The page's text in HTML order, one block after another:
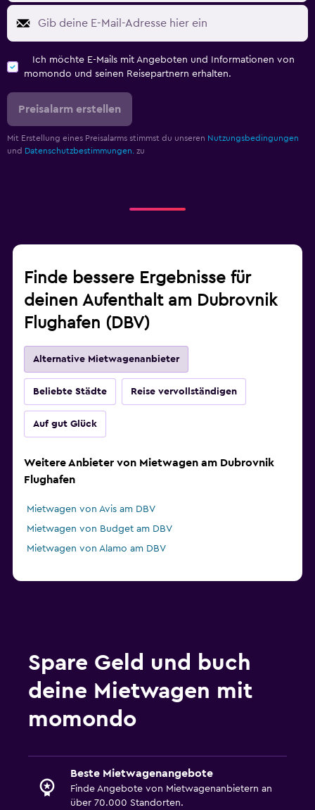
Ich möchte E-Mails mit Angeboten und Informationen von
momondo und seinen Reisepartnern erhalten.
Preisalarm erstellen
Mit Erstellung eines Preisalarms stimmst du unseren Nutzungsbedingungen
und Datenschutzbestimmungen. zu
Finde bessere Ergebnisse für
deinen Aufenthalt am Dubrovnik
Flughafen (DBV)
Alternative Mietwagenanbieter
Beliebte Städte Reise vervollständigen
Auf gut Glück
Weitere Anbieter von Mietwagen am Dubrovnik
Flughafen
Mietwagen von Avis am DBV
Mietwagen von Budget am DBV
Mietwagen von Alamo am DBV
Spare Geld und buch
deine Mietwagen mit
momondo
Beste Mietwagenangebote
Finde Angebote von Mietwagenanbietern an
über 70.000 Standorten.